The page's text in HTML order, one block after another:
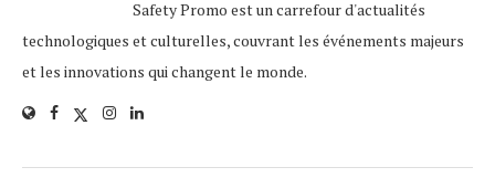
Safety Promo est un carrefour d'actualités
technologiques et culturelles, couvrant les événements majeurs
et les innovations qui changent le monde.